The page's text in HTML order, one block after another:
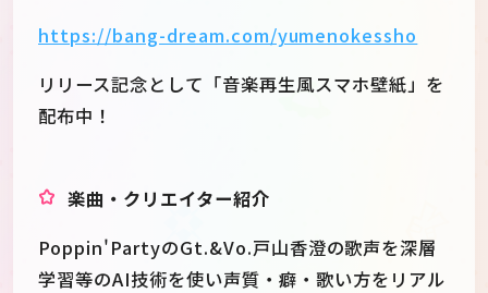
https://bang-dream.com/yumenokessho
リリース記念として「音楽再生風スマホ壁紙」を
配布中！
楽曲・クリエイター紹介
Poppin'PartyのGt.&Vo.戸山香澄の歌声を深層
学習等のAI技術を使い声質・癖・歌い方をリアル